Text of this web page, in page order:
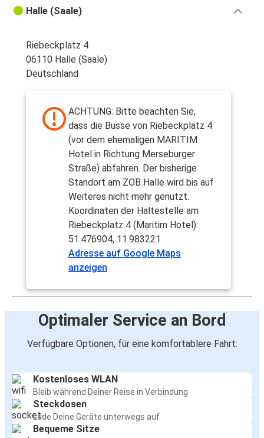
Halle (Saale)
Riebeckplatz 4
06110 Halle (Saale)
Deutschland
ACHTUNG: Bitte beachten Sie,
dass die Busse von Riebeckplatz 4
(vor dem ehemaligen MARITIM
Hotel in Richtung Merseburger
Straße) abfahren. Der bisherige
Standort am ZOB Halle wird bis auf
Weiteres nicht mehr genutzt.
Koordinaten der Haltestelle am
Riebeckplatz 4 (Maritim Hotel):
51.476904, 11.983221
Adresse auf Google Maps
anzeigen
Optimaler Service an Bord
Verfügbare Optionen, für eine komfortablere Fahrt:
Kostenloses WLAN
Bleib während Deiner Reise in Verbindung
Steckdosen
Lade Deine Geräte unterwegs auf
Bequeme Sitze